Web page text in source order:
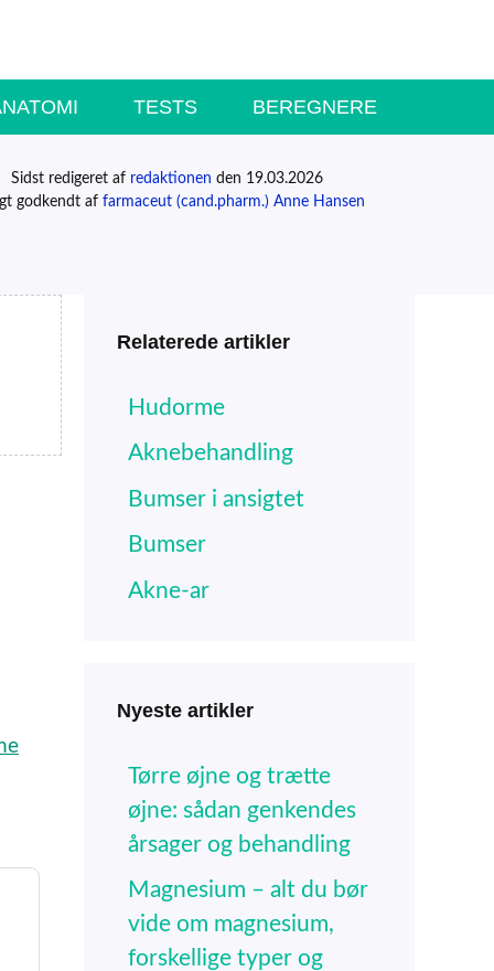
TESTS BEREGNERE
Sidst redigeret af redaktionen den 19.03.2026
godkendt af farmaceut (cand.pharm.) Anne Hansen
Relaterede artikler
Hudorme
Aknebehandling
Bumser i ansigtet
Bumser
Akne-ar
Nyeste artikler
Tørre øjne og trætte
øjne: sådan genkendes
årsager og behandling
Magnesium – alt du bør
vide om magnesium,
forskellige typer og